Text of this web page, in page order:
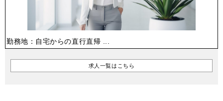
勤務地：自宅からの直行直帰 ...
求人一覧はこちら